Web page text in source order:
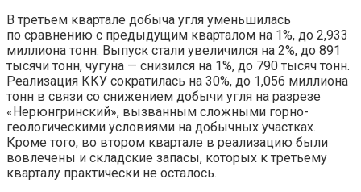
В третьем квартале добыча угля уменьшилась
по сравнению с предыдущим кварталом на 1%, до 2,933
миллиона тонн. Выпуск стали увеличился на 2%, до 891
тысячи тонн, чугуна — снизился на 1%, до 790 тысяч тонн.
Реализация ККУ сократилась на 30%, до 1,056 миллиона
тонн в связи со снижением добычи угля на разрезе
«Нерюнгринский», вызванным сложными горно-
геологическими условиями на добычных участках.
Кроме того, во втором квартале в реализацию были
вовлечены и складские запасы, которых к третьему
кварталу практически не осталось.